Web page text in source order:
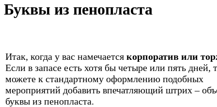
Буквы из пенопласта
Итак, когда у вас намечается корпоратив или
Если в запасе есть хотя бы четыре или пять дней,
можете к стандартному оформлению подобных
мероприятий добавить впечатляющий штрих –
буквы из пенопласта.